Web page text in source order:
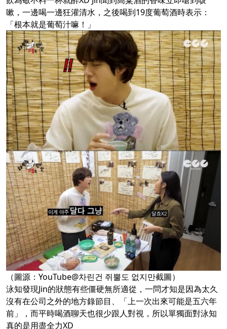
嗽，一邊喝一邊狂灌清水，之後喝到19度葡萄酒時表示：
「根本就是葡萄汁嘛！」
（圖源：YouTube@차린건 쥐뿔도 없지만截圖）
泳知發現Jin的狀態有些僵硬無所適從，一問才知是因為太久
沒有在公司之外的地方錄節目、「上一次出來可能是五六年
前」，而平時喝酒聊天也很少跟人對視，所以單獨面對泳知
真的是用盡全力XD